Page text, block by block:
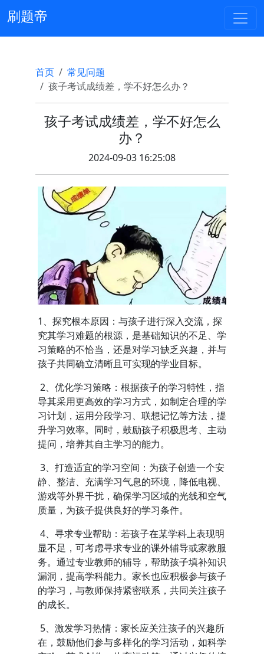
刷题帝
首页
常见问题
孩子考试成绩差，学不好怎么办？
孩子考试成绩差，学不好怎么
办？
2024-09-03 16:25:08
1、探究根本原因：与孩子进行深入交流，探
究其学习难题的根源，是基础知识的不足、学
习策略的不恰当，还是对学习缺乏兴趣，并与
孩子共同确立清晰且可实现的学业目标。
2、优化学习策略：根据孩子的学习特性，指
导其采用更高效的学习方式，如制定合理的学
习计划，运用分段学习、联想记忆等方法，提
升学习效率。同时，鼓励孩子积极思考、主动
提问，培养其自主学习的能力。
3、打造适宜的学习空间：为孩子创造一个安
静、整洁、充满学习气息的环境，降低电视、
游戏等外界干扰，确保学习区域的光线和空气
质量，为孩子提供良好的学习条件。
4、寻求专业帮助：若孩子在某学科上表现明
显不足，可考虑寻求专业的课外辅导或家教服
务。通过专业教师的辅导，帮助孩子填补知识
漏洞，提高学科能力。家长也应积极参与孩子
的学习，与教师保持紧密联系，共同关注孩子
的成长。
5、激发学习热情：家长应关注孩子的兴趣所
在，鼓励他们参与多样化的学习活动，如科学